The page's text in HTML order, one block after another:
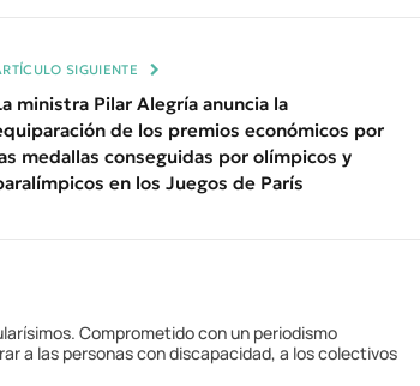
SIGUIENTE
ministra Pilar Alegría anuncia la
de los premios económicos por
medallas conseguidas por olímpicos y
en los Juegos de París
Comprometido con un periodismo
a las personas con discapacidad, a los colectivos